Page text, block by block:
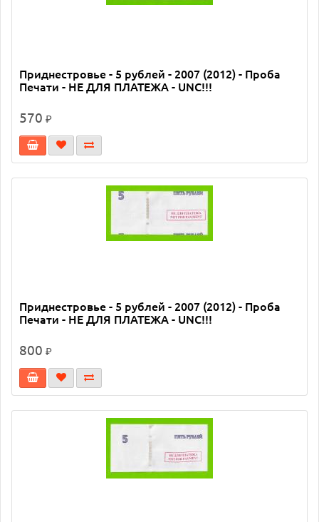
Приднестровье - 5 рублей - 2007 (2012) - Проба
Печати - НЕ ДЛЯ ПЛАТЕЖА - UNC!!!
570 ₽
Приднестровье - 5 рублей - 2007 (2012) - Проба
Печати - НЕ ДЛЯ ПЛАТЕЖА - UNC!!!
800 ₽